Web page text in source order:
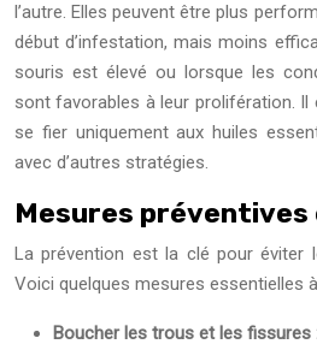
l’autre. Elles peuvent être plus
début d’infestation, mais moins
souris est élevé ou lorsque les
sont favorables à leur prolifération. Il
se fier uniquement aux huiles
avec d’autres stratégies.
Mesures
La prévention est la clé pour éviter
Voici quelques mesures essentielles
Boucher les trous et les fissures